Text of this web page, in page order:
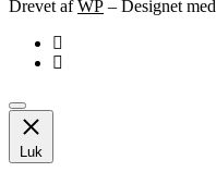
Drevet afWP – Designet med
Luk